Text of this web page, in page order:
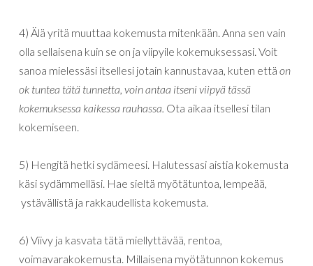
4) Älä yritä muuttaa kokemusta mitenkään. Anna sen vain
olla sellaisena kuin se on ja viipyile kokemuksessasi. Voit
sanoa mielessäsi itsellesi jotain kannustavaa, kuten että on
ok tuntea tätä tunnetta, voin antaa itseni viipyä tässä
kokemuksessa kaikessa rauhassa. Ota aikaa itsellesi tilan
kokemiseen.
5) Hengitä hetki sydämeesi. Halutessasi aistia kokemusta
käsi sydämmelläsi. Hae sieltä myötätuntoa, lempeää,
ystävällistä ja rakkaudellista kokemusta.
6) Viivy ja kasvata tätä miellyttävää, rentoa,
voimavarakokemusta. Millaisena myötätunnon kokemus